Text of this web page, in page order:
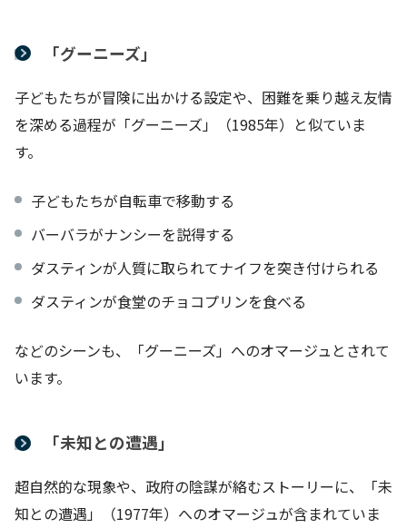
「グーニーズ」
子どもたちが冒険に出かける設定や、困難を乗り越え友情
を深める過程が「グーニーズ」（1985年）と似ていま
す。
子どもたちが自転車で移動する
バーバラがナンシーを説得する
ダスティンが人質に取られてナイフを突き付けられる
ダスティンが食堂のチョコプリンを食べる
などのシーンも、「グーニーズ」へのオマージュとされて
います。
「未知との遭遇」
超自然的な現象や、政府の陰謀が絡むストーリーに、「未
知との遭遇」（1977年）へのオマージュが含まれていま